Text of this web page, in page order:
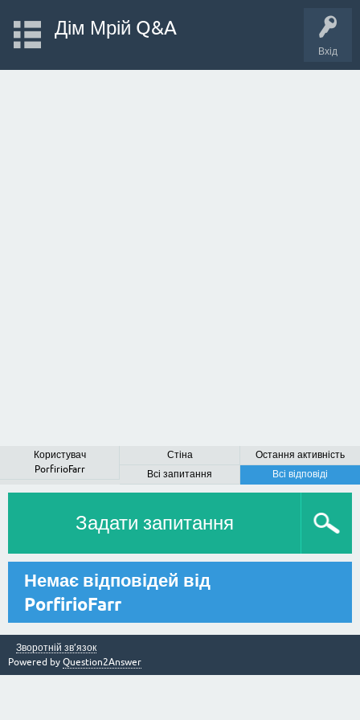
Вхід
Дім Мрій Q&A
Користувач
PorfirioFarr
Стіна
Остання активність
Всі запитання
Всі відповіді
Задати запитання
Немає відповідей від
PorfirioFarr
Зворотній зв’язок
Powered by Question2Answer